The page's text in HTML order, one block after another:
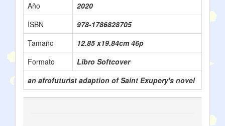
Año
2020
ISBN
978-1786828705
Tamaño
12.85 x19.84cm 46p
Formato
Libro Softcover
an afrofuturist adaption of Saint Exupery's novel